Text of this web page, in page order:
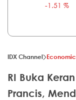
-1.51 %
IDX Channel
RI Buka
Prancis,